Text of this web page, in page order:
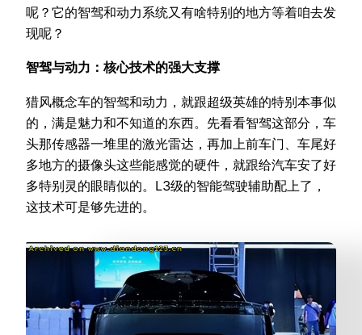
呢？它的智驾和动力系统又有啥特别的地方等着咱去发
现呢？
智驾与动力：核心技术的强大支撑
猎风概念车的智驾和动力，就跟超级英雄的特别本事似
的，满是魅力和不知道的东西。先看看智驾这部分，车
头那传感器一堆里的激光雷达，再加上前车门、车尾好
多地方的摄像头这些能感觉的硬件，就跟给汽车安了好
多特别灵的眼睛似的。L3级的智能驾驶辅助配上了，
这技术可是够先进的。